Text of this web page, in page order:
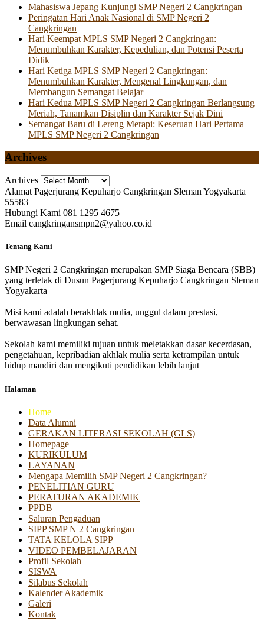
Mahasiswa Jepang Kunjungi SMP Negeri 2 Cangkringan
Peringatan Hari Anak Nasional di SMP Negeri 2
Cangkringan
Hari Keempat MPLS SMP Negeri 2 Cangkringan:
Menumbuhkan Karakter, Kepedulian, dan Potensi Peserta
Didik
Hari Ketiga MPLS SMP Negeri 2 Cangkringan:
Menumbuhkan Karakter, Mengenal Lingkungan, dan
Membangun Semangat Belajar
Hari Kedua MPLS SMP Negeri 2 Cangkringan Berlangsung
Meriah, Tanamkan Disiplin dan Karakter Sejak Dini
Semangat Baru di Lereng Merapi: Keseruan Hari Pertama
MPLS SMP Negeri 2 Cangkringan
Archives
Archives
Alamat Pagerjurang Kepuharjo Cangkringan Sleman Yogyakarta
55583
Hubungi Kami 081 1295 4675
Email cangkringansmpn2@yahoo.co.id
Tentang Kami
SMP Negeri 2 Cangkringan merupakan SMP Siaga Bencara (SBB)
yang terletak di Dusun Pagerjurang Kepuharjo Cangkringan Sleman
Yogyakarta
Misi kami adalah berakhlak mulia, unggul dalam prestasi,
berwawasan lingkungan sehat.
Sekolah kami memiliki tujuan untuk meletakkan dasar kecerdasan,
pengetahuan, kepribadian akhlak mulia serta ketrampilan untuk
hidup mandiri dan mengikuti pendidikan lebih lanjut
Halaman
Home
Data Alumni
GERAKAN LITERASI SEKOLAH (GLS)
Homepage
KURIKULUM
LAYANAN
Mengapa Memilih SMP Negeri 2 Cangkringan?
PENELITIAN GURU
PERATURAN AKADEMIK
PPDB
Saluran Pengaduan
SIPP SMP N 2 Cangkringan
TATA KELOLA SIPP
VIDEO PEMBELAJARAN
Profil Sekolah
SISWA
Silabus Sekolah
Kalender Akademik
Galeri
Kontak